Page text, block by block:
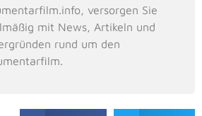
versorgen Sie
mit News, Artikeln und
rund um den